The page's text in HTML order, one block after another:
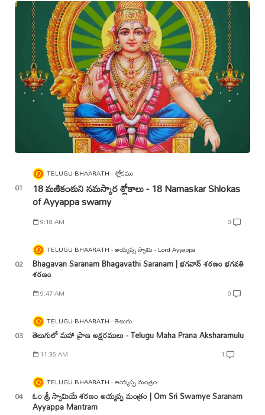
TELUGU BHAARATH శ్లోకము
18 మణికంఠుని నమస్కార శ్లోకాలు - 18 Namaskar Shlokas
of Ayyappa swamy
9:18 AM 0
TELUGU BHAARATH అయ్యప్ప స్వామి - Lord Ayyappa
Bhagavan Saranam Bhagavathi Saranam | భగవాన్ శరణం భగవతి
శరణం
9:47 AM 0
TELUGU BHAARATH తెలుగు
తెలుగులో మహా ప్రాణ అక్షరములు - Telugu Maha Prana Aksharamulu
11:36 AM 1
TELUGU BHAARATH అయ్యప్ప మంత్రం
ఓం శ్రీ స్వామియే శరణం అయ్యప్ప మంత్రం | Om Sri Swamye Saranam
Ayyappa Mantram